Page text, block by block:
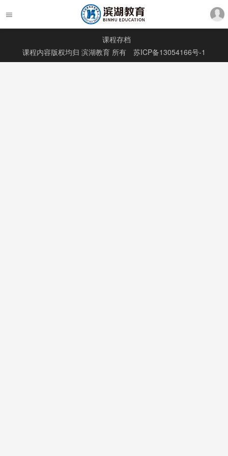
课程存档
课程内容版权均归 滨湖教育 所有 苏ICP备13054166号-1